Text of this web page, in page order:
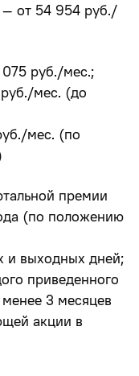
– от 54 954 руб./
руб./мес.;
мес. (до
мес. (по
премии
(по положению
и выходных дней;
приведенного
3 месяцев
акции в